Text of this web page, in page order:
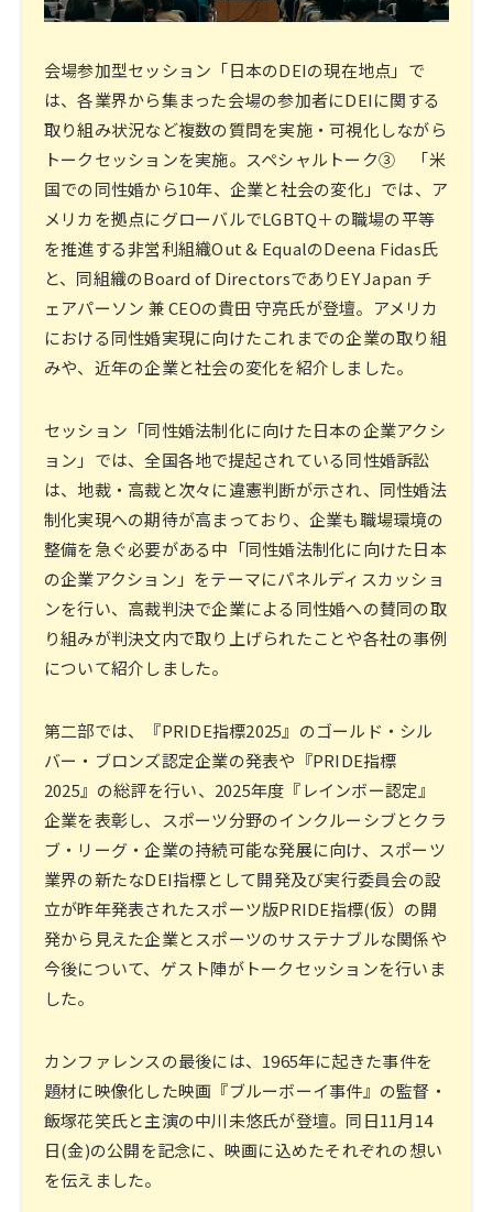
会場参加型セッション「日本のDEIの現在地点」で
は、各業界から集まった会場の参加者にDEIに関する
取り組み状況など複数の質問を実施・可視化しながら
トークセッションを実施。スペシャルトーク③ 「米
国での同性婚から10年、企業と社会の変化」では、ア
メリカを拠点にグローバルでLGBTQ＋の職場の平等
を推進する非営利組織Out & EqualのDeena Fidas氏
と、同組織のBoard of DirectorsでありEY Japan チ
ェアパーソン 兼 CEOの貴田 守亮氏が登壇。アメリカ
における同性婚実現に向けたこれまでの企業の取り組
みや、近年の企業と社会の変化を紹介しました。
セッション「同性婚法制化に向けた日本の企業アクシ
ョン」では、全国各地で提起されている同性婚訴訟
は、地裁・高裁と次々に違憲判断が示され、同性婚法
制化実現への期待が高まっており、企業も職場環境の
整備を急ぐ必要がある中「同性婚法制化に向けた日本
の企業アクション」をテーマにパネルディスカッショ
ンを行い、高裁判決で企業による同性婚への賛同の取
り組みが判決文内で取り上げられたことや各社の事例
について紹介しました。
第二部では、『PRIDE指標2025』のゴールド・シル
バー・ブロンズ認定企業の発表や『PRIDE指標
2025』の総評を行い、2025年度『レインボー認定』
企業を表彰し、スポーツ分野のインクルーシブとクラ
ブ・リーグ・企業の持続可能な発展に向け、スポーツ
業界の新たなDEI指標として開発及び実行委員会の設
立が昨年発表されたスポーツ版PRIDE指標(仮）の開
発から見えた企業とスポーツのサステナブルな関係や
今後について、ゲスト陣がトークセッションを行いま
した。
カンファレンスの最後には、1965年に起きた事件を
題材に映像化した映画『ブルーボーイ事件』の監督・
飯塚花笑氏と主演の中川未悠氏が登壇。同日11月14
日(金)の公開を記念に、映画に込めたそれぞれの想い
を伝えました。